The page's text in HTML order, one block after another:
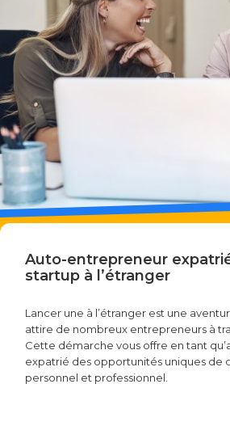
Auto-entrepreneur
startup à l’étranger
Lancer une à l’étranger est une
attire de nombreux entrepreneurs à
Cette démarche vous offre en tant
expatrié des opportunités uniques de
personnel et professionnel.